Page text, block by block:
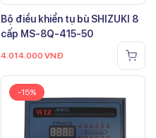
Bộ điều khiển tụ bù SHIZUKI 8
cấp MS-8Q-415-50
4.014.000 VNĐ
-15%